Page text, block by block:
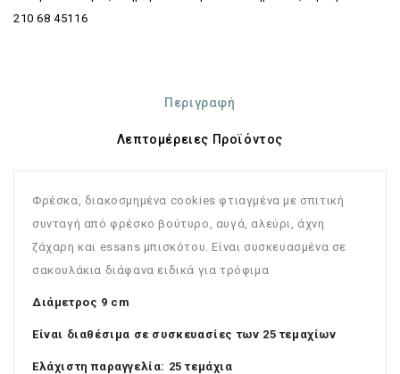
210 68 45116
Περιγραφή
Λεπτομέρειες Προϊόντος
Φρέσκα, διακοσμημένα cookies φτιαγμένα με σπιτική
συνταγή από φρέσκο βούτυρο, αυγά, αλεύρι, άχνη
ζάχαρη και essans μπισκότου. Είναι συσκευασμένα σε
σακουλάκια διάφανα ειδικά για τρόφιμα
Διάμετρος 9 cm
Είναι διαθέσιμα σε συσκευασίες των 25 τεμαχίων
Ελάχιστη παραγγελία: 25 τεμάχια